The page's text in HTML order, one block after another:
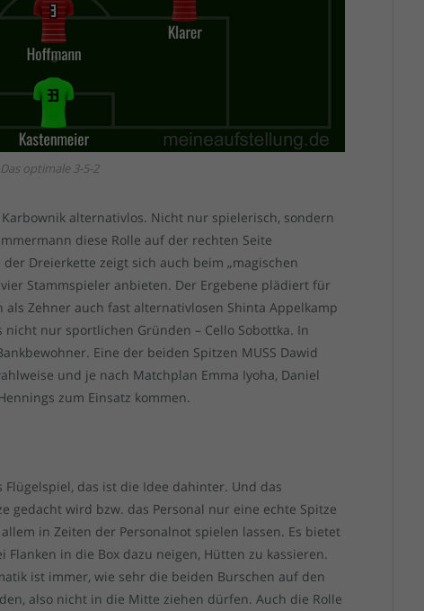
Das optimale 3-5-2
alternativlos. Nicht nur spielerisch, sondern
diese Rolle auf der rechten Seite
Dreierkette zeigt sich auch beim „magischen
Stammspieler anbieten. Der Ergebene plädiert für
Zehner auch fast alternativlosen Shinta Appelkamp
nur sportlichen Gründen – Cello Sobottka. In
Eine der beiden Spitzen MUSS Dawid
und je nach Matchplan Emma Iyoha, Daniel
zum Einsatz kommen.
das ist die Idee dahinter. Und das
gedacht wird bzw. das Personal nur eine echte Spitze
in Zeiten der Personalnot spielen lassen. Es bietet
Flanken in die Box dazu neigen, Hütten zu kassieren.
ist immer, wie sehr die beiden Burschen auf den
also nicht in die Mitte ziehen dürfen. Auch die Rolle